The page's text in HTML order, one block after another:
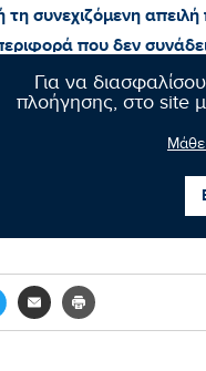
Για να
πλοήγησης, στο site
Μάθε
συνεχιζόμενη
που δεν συνάδει
μιας υποψήφιας προς
ζητήσει
η αναθεωρητική και
Δημοκρατίας;»